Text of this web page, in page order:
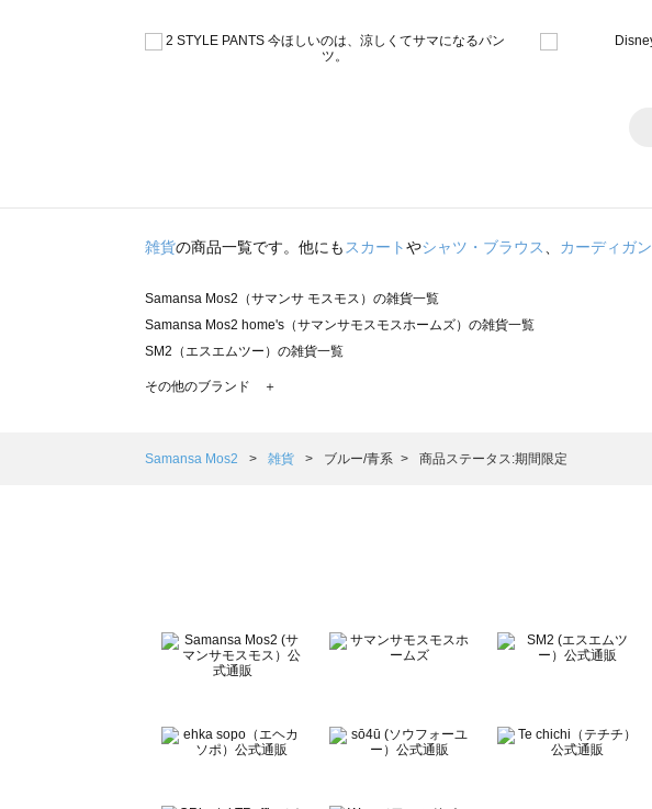
雑貨の商品一覧です。他にもスカートやシャツ・ブラウス、 カーディガン
Samansa Mos2（サマンサ モスモス）の雑貨一覧
Samansa Mos2 home's（サマンサモスモスホームズ）の雑貨一覧
SM2（エスエムツー）の雑貨一覧
TSUHARU by Samansa Mos2（ツハルバイサマンサモスモス）の雑貨一覧
Samansa Mos2 Lagom（サマンサモスモス ラーゴム）の雑貨一覧
BETTY'S BLUE（べティーズブルー）の雑貨一覧
Wpc.（ワールドパーティー）の雑貨一覧
その他のブランド ＋
Samansa Mos2 雑貨 ブルー/青系 商品ステータス:期間限定